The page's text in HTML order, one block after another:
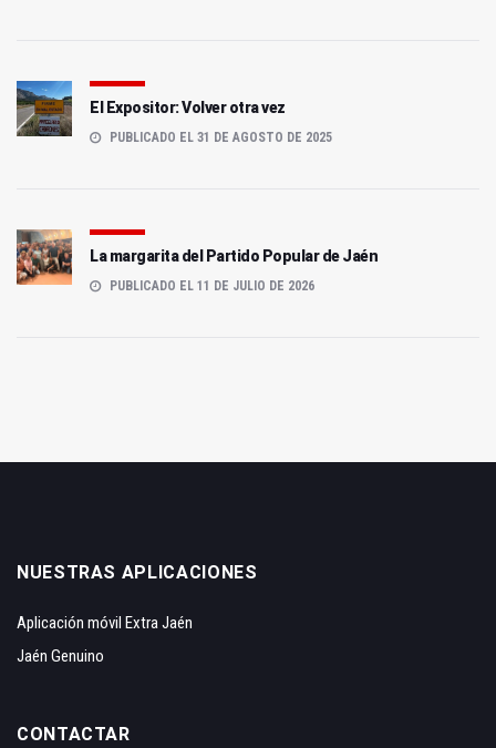
El Expositor: Volver otra vez
PUBLICADO EL 31 DE AGOSTO DE 2025
La margarita del Partido Popular de Jaén
PUBLICADO EL 11 DE JULIO DE 2026
NUESTRAS APLICACIONES
Aplicación móvil Extra Jaén
Jaén Genuino
CONTACTAR